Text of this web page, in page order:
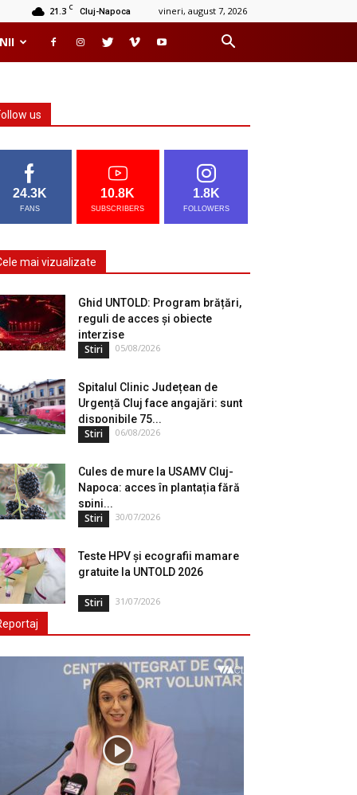
21.3 C Cluj-Napoca vineri, august 7, 2026
us
24.3K
FANS
10.8K
SUBSCRIBERS
1.8K
FOLLOWERS
mai vizualizate
Ghid UNTOLD: Program brățări,
reguli de acces și obiecte
interzise
Stiri 05/08/2026
Spitalul Clinic Județean de
Urgență Cluj face angajări: sunt
disponibile 75...
Stiri 06/08/2026
Cules de mure la USAMV Cluj-
Napoca: acces în plantația fără
spini...
Stiri 30/07/2026
Teste HPV și ecografii mamare
gratuite la UNTOLD 2026
Stiri 31/07/2026